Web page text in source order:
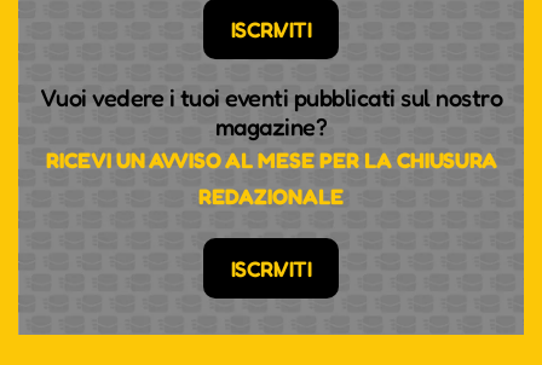
ISCRIVITI
Vuoi vedere i tuoi eventi pubblicati sul nostro
magazine?
RICEVI UN AVVISO AL MESE PER LA CHIUSURA
REDAZIONALE
ISCRIVITI